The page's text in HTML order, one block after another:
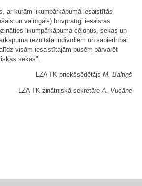
ar kurām likumpārkāpumā iesaistītās
un vainīgais) brīvprātīgi iesaistās
likumpārkāpuma cēloņus, sekas un
rezultātā indivīdiem un sabiedrībai
visām iesaistītajām pusēm pārvarēt
sekas".
LZA TK priekšsēdētājs M. Baltiņš
LZA TK zinātniskā sekretāreA. Vucāne